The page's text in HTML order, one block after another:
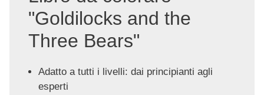
"Goldilocks and the
Three Bears"
Adatto a tutti i livelli: dai principianti agli
esperti